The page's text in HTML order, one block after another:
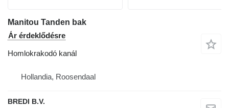
Manitou Tanden bak
Ár érdeklődésre
Homlokrakodó kanál
Hollandia, Roosendaal
BREDI B.V.